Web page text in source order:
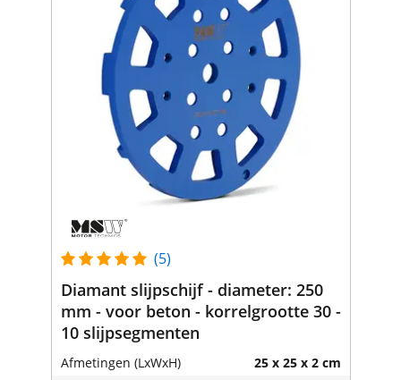
(5)
Diamant slijpschijf - diameter: 250
mm - voor beton - korrelgrootte 30 -
10 slijpsegmenten
Afmetingen (LxWxH) 25 x 25 x 2 cm